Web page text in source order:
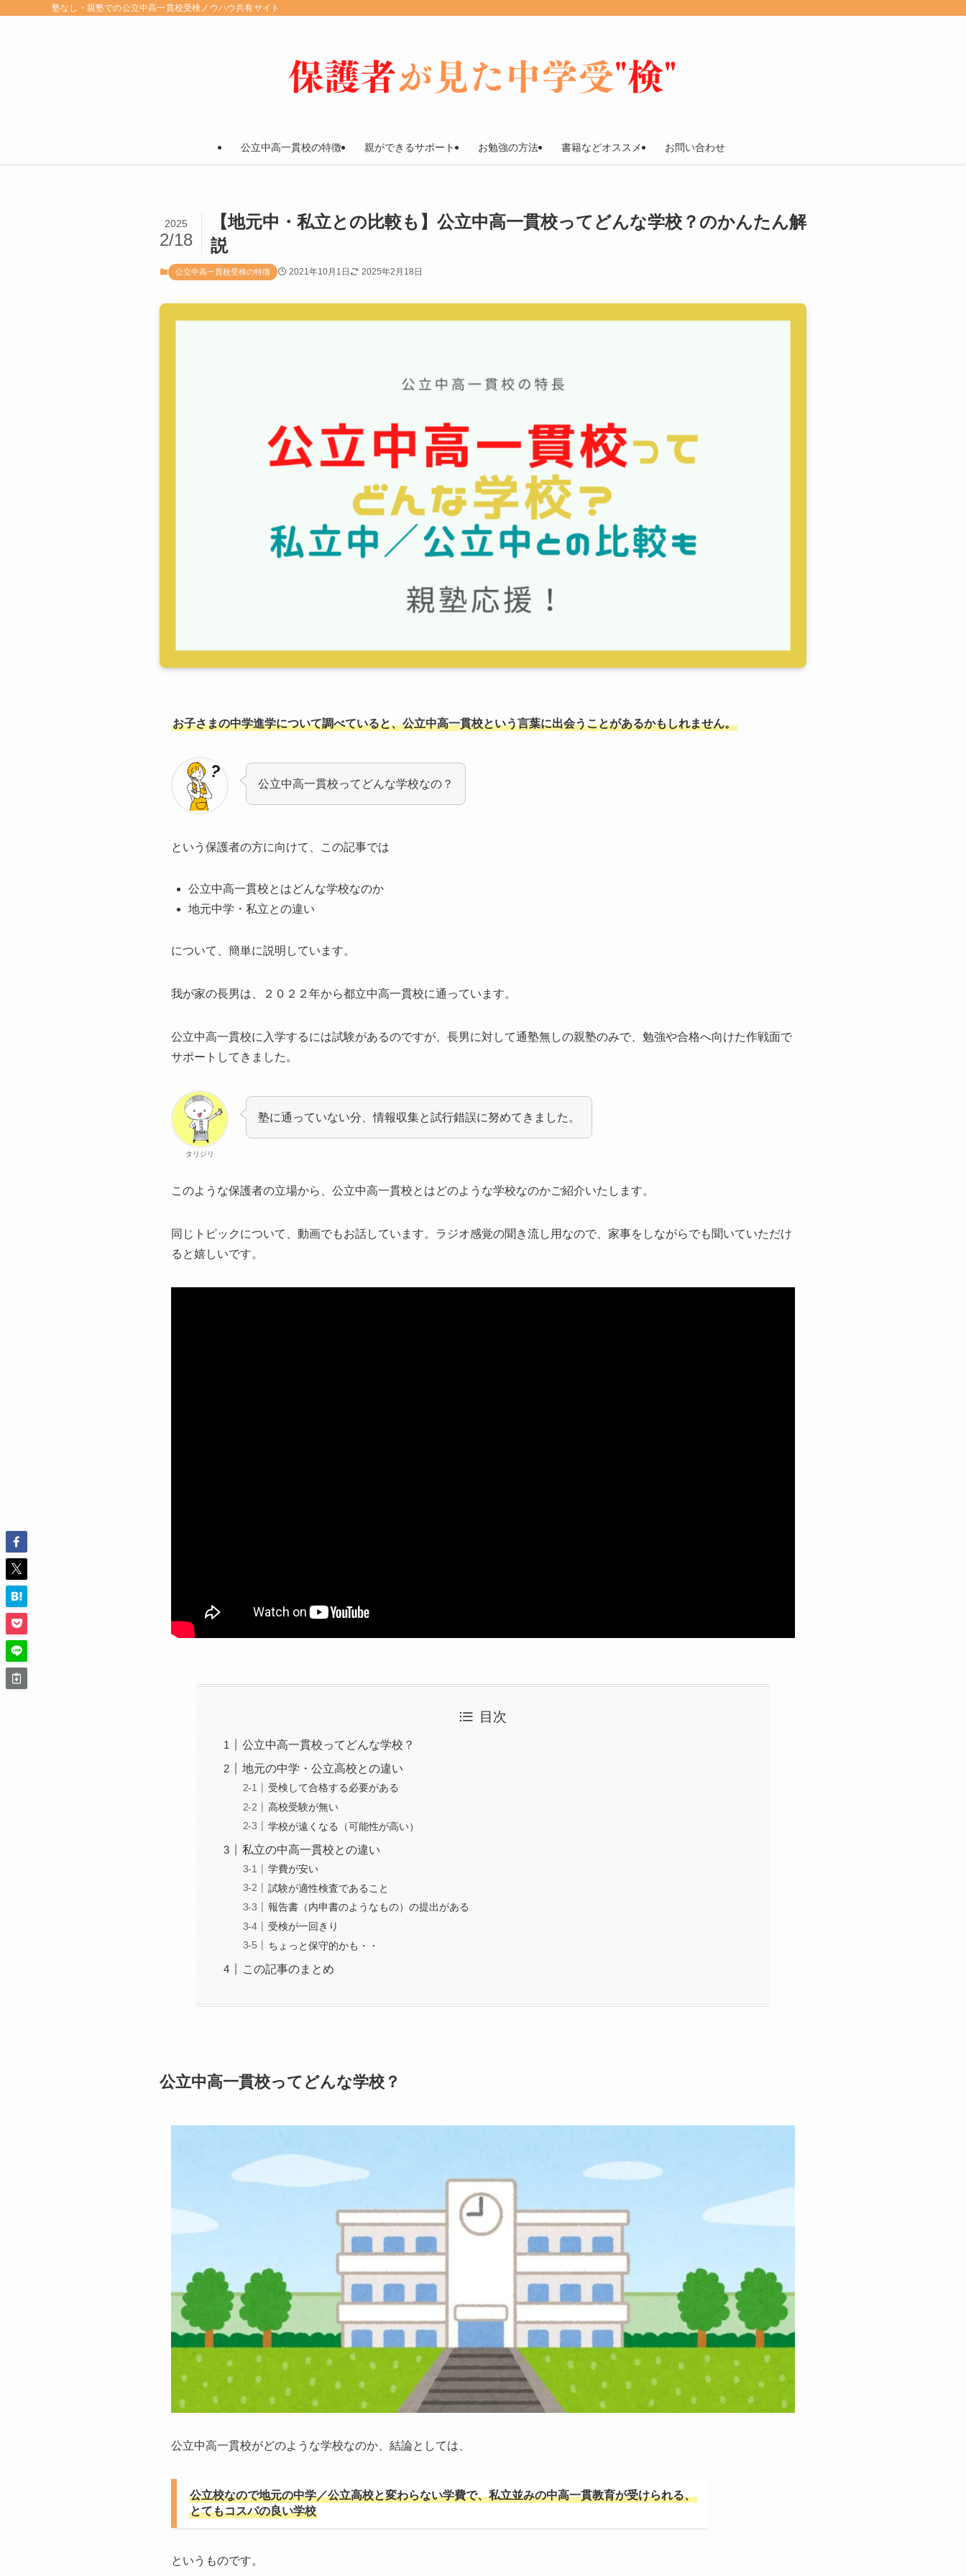
塾なし・親塾での公立中高一貫校受検ノウハウ共有サイト
公立中高一貫校の特徴 親ができるサポート お勉強の方法 書籍などオススメ お問い合わせ
【地元中・私立との比較も】公立中高一貫校ってどんな学校？のかんたん解
説
2025
2/18
公立中高一貫校受検の特徴 2021年10月1日 2025年2月18日
お子さまの中学進学について調べていると、公立中高一貫校という言葉に出会うことがあるかもしれません。
公立中高一貫校ってどんな学校なの？
という保護者の方に向けて、この記事では
公立中高一貫校とはどんな学校なのか
地元中学・私立との違い
について、簡単に説明しています。
我が家の長男は、２０２２年から都立中高一貫校に通っています。
公立中高一貫校に入学するには試験があるのですが、長男に対して通塾無しの親塾のみで、勉強や合格へ向けた作戦面で
サポートしてきました。
タリジリ
塾に通っていない分、情報収集と試行錯誤に努めてきました。
このような保護者の立場から、公立中高一貫校とはどのような学校なのかご紹介いたします。
同じトピックについて、動画でもお話しています。ラジオ感覚の聞き流し用なので、家事をしながらでも聞いていただけ
ると嬉しいです。
目次
公立中高一貫校ってどんな学校？
地元の中学・公立高校との違い
受検して合格する必要がある
高校受験が無い
学校が遠くなる（可能性が高い）
私立の中高一貫校との違い
学費が安い
試験が適性検査であること
報告書（内申書のようなもの）の提出がある
受検が一回きり
ちょっと保守的かも・・
この記事のまとめ
公立中高一貫校ってどんな学校？
公立中高一貫校がどのような学校なのか、結論としては、
公立校なので地元の中学／公立高校と変わらない学費で、私立並みの中高一貫教育が受けられる、
とてもコスパの良い学校
というものです。